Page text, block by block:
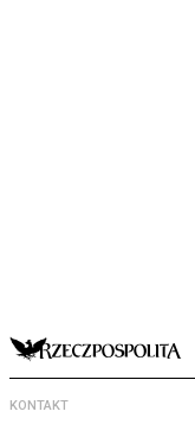
KONTAKT